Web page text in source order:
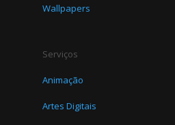
Wallpapers
Serviços
Animação
Artes Digitais